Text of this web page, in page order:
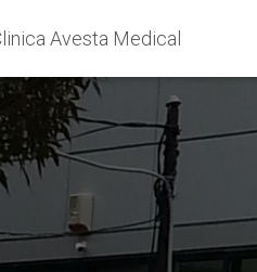
Avesta Medical